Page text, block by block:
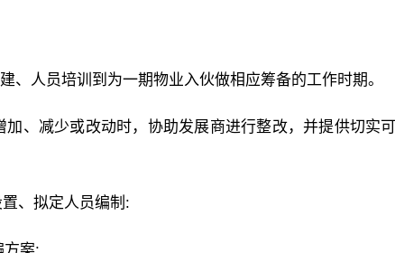
、人员培训到为一期物业入伙做相应筹备的工作时期。
、减少或改动时，协助发展商进行整改，并提供切实
、拟定人员编制: